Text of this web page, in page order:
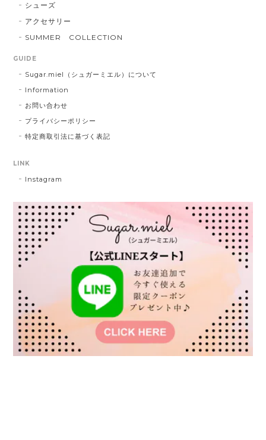
シューズ
アクセサリー
SUMMER COLLECTION
GUIDE
Sugar.miel（シュガーミエル）について
Information
お問い合わせ
プライバシーポリシー
特定商取引法に基づく表記
LINK
Instagram